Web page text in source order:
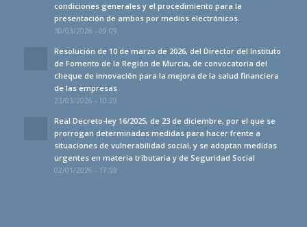
condiciones generales y el procedimiento para la
presentación de ambos por medios electrónicos.
30/03/2026 - 09:09
Resolución de 10 de marzo de 2026, del Director del Instituto
de Fomento de la Región de Murcia, de convocatoria del
cheque de innovación para la mejora de la salud financiera
de las empresas
23/03/2026 - 10:20
Real Decreto-ley 16/2025, de 23 de diciembre, por el que se
prorrogan determinadas medidas para hacer frente a
situaciones de vulnerabilidad social, y se adoptan medidas
urgentes en materia tributaria y de Seguridad Social
02/01/2026 - 17:59